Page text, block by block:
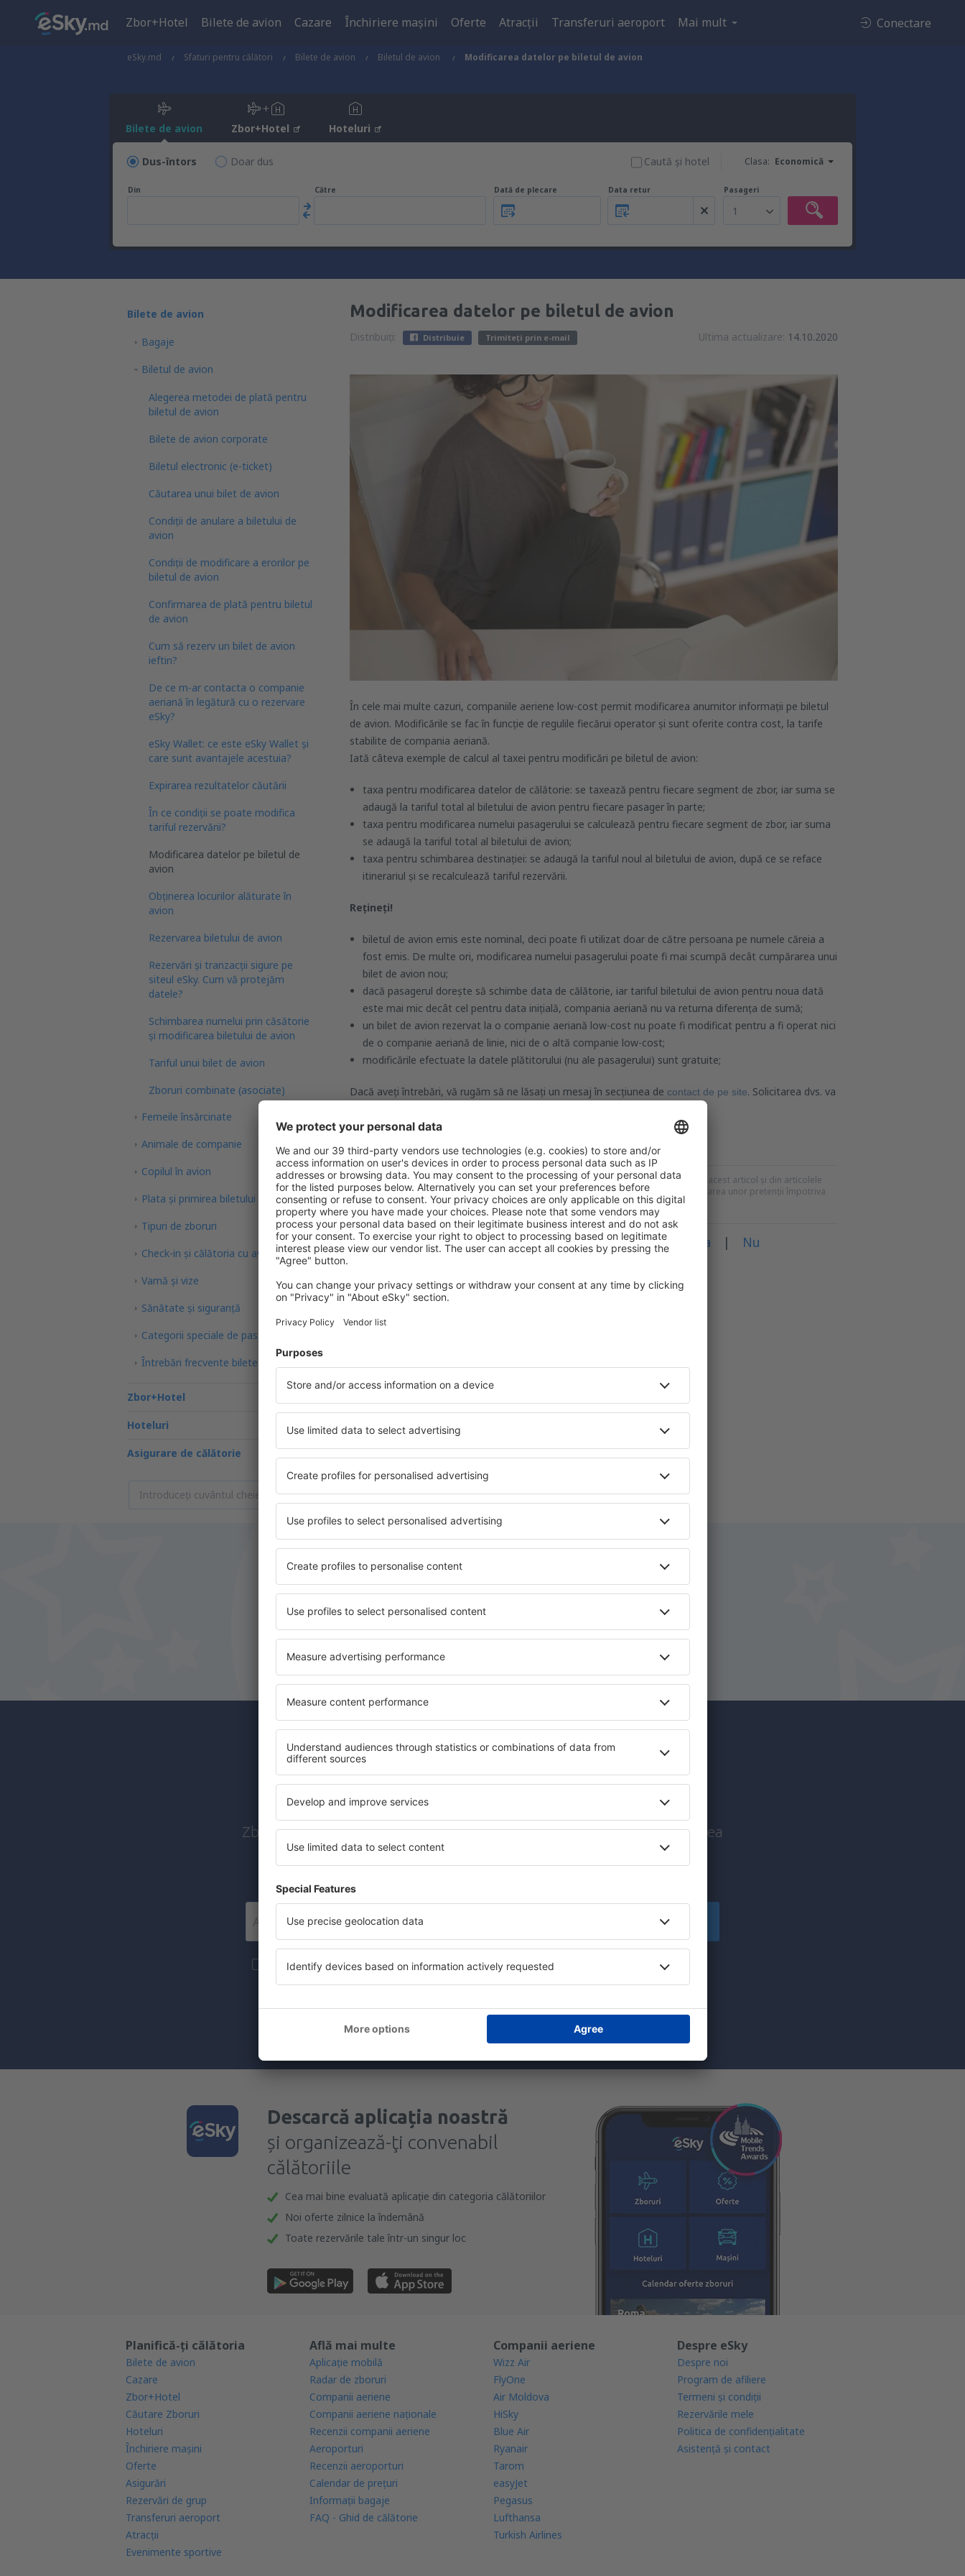
Zbor+Hotel Bilete de avion Cazare Închiriere mașini Oferte Atracţii Transferuri aeroport Mai mult Conectare
eSky.md Sfaturi pentru călători Bilete de avion Biletul de avion Modificarea datelor pe biletul de avion
Bilete de avion Zbor+Hotel Hoteluri
Dus-întors Doar dus Clasa: Economică
Caută şi hotel
Din Către Dată de plecare Data retur Pasageri
1
Bilete de avion
Bagaje
Biletul de avion
Alegerea metodei de plată pentru
biletul de avion
Bilete de avion corporate
Biletul electronic (e-ticket)
Căutarea unui bilet de avion
Condiții de anulare a biletului de
avion
Condiții de modificare a erorilor pe
biletul de avion
Confirmarea de plată pentru biletul
de avion
Cum să rezerv un bilet de avion
ieftin?
De ce m-ar contacta o companie
aeriană în legătură cu o rezervare
eSky?
eSky Wallet: ce este eSky Wallet și
care sunt avantajele acestuia?
Expirarea rezultatelor căutării
În ce condiții se poate modifica
tariful rezervării?
Modificarea datelor pe biletul de
avion
Obținerea locurilor alăturate în
avion
Rezervarea biletului de avion
Rezervări și tranzacții sigure pe
siteul eSky. Cum vă protejăm
datele?
Schimbarea numelui prin căsătorie
și modificarea biletului de avion
Tariful unui bilet de avion
Zboruri combinate (asociate)
Femeile însărcinate
Animale de companie
Copilul în avion
Plata şi primirea biletului
Tipuri de zboruri
Check-in și călătoria cu avionul
Vamă și vize
Sănătate și siguranță
Categorii speciale de pasageri
Întrebări frecvente bilete de avion
Zbor+Hotel
Hoteluri
Asigurare de călătorie
Modificarea datelor pe biletul de avion
Distribuiți: Distribuie Trimiteți prin e-mail Ultima actualizare: 14.10.2020
În cele mai multe cazuri, companiile aeriene low-cost permit modificarea anumitor informații pe biletul
de avion. Modificările se fac în funcție de regulile fiecărui operator și sunt oferite contra cost, la tarife
stabilite de compania aeriană.
Iată câteva exemple de calcul al taxei pentru modificări pe biletul de avion:
taxa pentru modificarea datelor de călătorie: se taxează pentru fiecare segment de zbor, iar suma se
adaugă la tariful total al biletului de avion pentru fiecare pasager în parte;
taxa pentru modificarea numelui pasagerului se calculează pentru fiecare segment de zbor, iar suma
se adaugă la tariful total al biletului de avion;
taxa pentru schimbarea destinației: se adaugă la tariful noul al biletului de avion, după ce se reface
itinerariul și se recalculează tariful rezervării.
​Rețineți!
biletul de avion emis este nominal, deci poate fi utilizat doar de către persoana pe numele căreia a
fost emis. De multe ori, modificarea numelui pasagerului poate fi mai scumpă decât cumpărarea unui
bilet de avion nou;
dacă pasagerul dorește să schimbe data de călătorie, iar tariful biletului de avion pentru noua dată
este mai mic decât cel pentru data inițială, compania aeriană nu va returna diferența de sumă;
un bilet de avion rezervat la o companie aeriană low-cost nu poate fi modificat pentru a fi operat nici
de o companie aeriană de linie, nici de o altă companie low-cost;
modificările efectuate la datele plătitorului (nu ale pasagerului) sunt gratuite;
Dacă aveți întrebări, vă rugăm să ne lăsați un mesaj în secțiunea de contact de pe site. Solicitarea dvs. va
Acest articol a fost creat cu ajutorul inteligenței artificiale. Sfaturile și recomandările din acest articol și din articolele
asociate au doar caracter informativ și orientativ și nu pot constitui temei pentru formularea unor pretenții împotriva
eSky.md.
Ați găsit informația pe care o căutați în acest articol? Da | Nu
Consider că acest articol:
este prea lung
Trimiteți
Economiseşte timp și bani.
Rezervă un pachet Zbor + Hotel
pe eSky.md!
Explorează
Abonații la newsletter călătoresc mai
mult cu mai puțin
Zboruri ieftine, city break-uri, vacanțe – profită de ofertele unice înaintea
Trimitem doar ce e mai bun, pe cuvânt de turişti!
Înscriere
Mai multe călătorii la prețuri avantajoase în newsletter-ul nostru.
Sunt de acord să primesc
Prin bifarea căsuței de mai sus, furnizarea adresei de e-mail și apăsarea butonului „Înscriere”
(concomitent), vă dați acordul ca datele dumneavoastră personale
Descarcă aplicația noastră
și organizează-ţi convenabil
călătoriile
Cea mai bine evaluată aplicație din categoria călătoriilor
Noi oferte zilnice la îndemână
Toate rezervările tale într-un singur loc
Planifică-ți călătoria
Bilete de avion
Cazare
Zbor+Hotel
Căutare Zboruri
Hoteluri
Închiriere mașini
Oferte
Asigurări
Rezervări de grup
Transferuri aeroport
Atracţii
Evenimente sportive
Află mai multe
Aplicație mobilă
Radar de zboruri
Companii aeriene
Companii aeriene naţionale
Recenzii companii aeriene
Aeroporturi
Recenzii aeroporturi
Calendar de prețuri
Informații bagaje
FAQ - Ghid de călătorie
Companii aeriene
Wizz Air
FlyOne
Air Moldova
HiSky
Blue Air
Ryanair
Tarom
easyJet
Pegasus
Lufthansa
Turkish Airlines
Despre eSky
Despre noi
Program de afiliere
Termeni şi condiţii
Rezervările mele
Politica de confidențialitate
Asistenţă şi contact